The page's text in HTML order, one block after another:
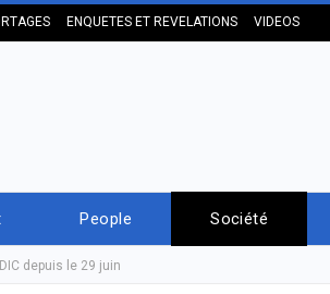
ENQUETES ET REVELATIONS VIDEOS
People Société
depuis le 29 juin